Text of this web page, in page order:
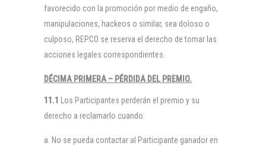
favorecido con la promoción por medio de engaño,
manipulaciones, hackeos o similar, sea doloso o
culposo, REPCO se reserva el derecho de tomar las
acciones legales correspondientes.
DÉCIMA PRIMERA – PÉRDIDA DEL PREMIO.
11.1
Los Participantes perderán el premio y su
derecho a reclamarlo cuando:
No se pueda contactar al Participante ganador en